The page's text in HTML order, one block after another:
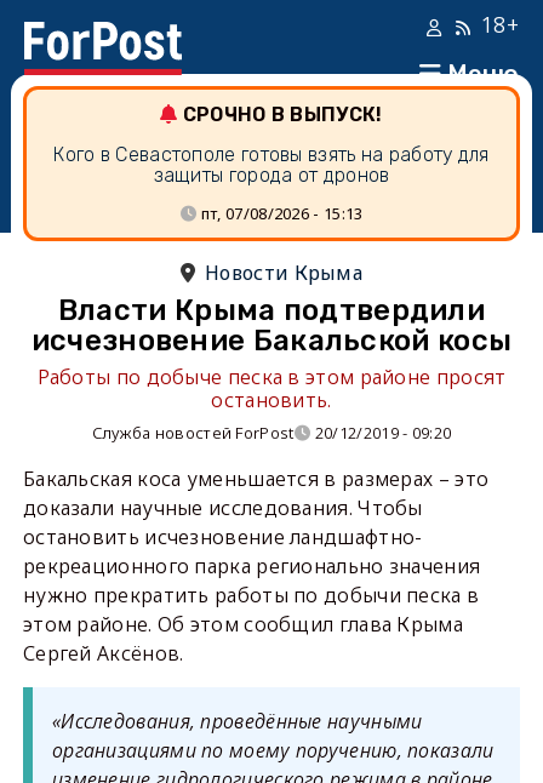
Меню
18+
СРОЧНО В ВЫПУСК!
Кого в Севастополе готовы взять на работу для
защиты города от дронов
пт, 07/08/2026 - 15:13
Новости Крыма
Власти Крыма подтвердили
исчезновение Бакальской косы
Работы по добыче песка в этом районе просят
остановить.
Служба новостей ForPost 20/12/2019 - 09:20
Бакальская коса уменьшается в размерах – это
доказали научные исследования. Чтобы
остановить исчезновение ландшафтно-
рекреационного парка регионально значения
нужно прекратить работы по добычи песка в
этом районе. Об этом сообщил глава Крыма
Сергей Аксёнов.
«Исследования, проведённые научными
организациями по моему поручению, показали